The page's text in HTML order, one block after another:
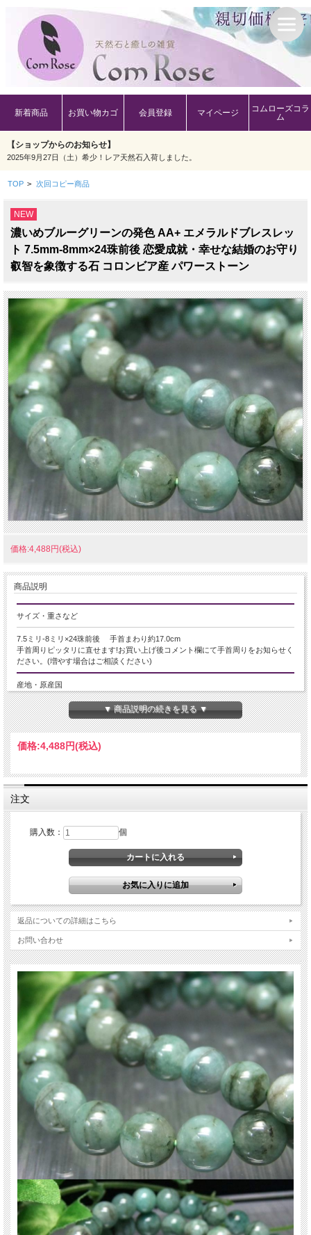
新着商品 お買い物カゴ 会員登録 マイページ
コムローズコラ
ム
【ショップからのお知らせ】
2025年9月27日（土）希少！レア天然石入荷しました。
TOP > 次回コピー商品
NEW
濃いめブルーグリーンの発色 AA+ エメラルドブレスレッ
ト 7.5mm-8mm×24珠前後 恋愛成就・幸せな結婚のお守り
叡智を象徴する石 コロンビア産 パワーストーン
価格:4,488円(税込)
商品説明
サイズ・重さなど
7.5ミリ-8ミリ×24珠前後 手首まわり約17.0cm
手首周りピッタリに直せます!お買い上げ後コメント欄にて手首周りをお知らせく
ださい。(増やす場合はご相談ください)
産地・原産国
コロンビア産
グレードなど
名称など
エメラルド/翠玉
優しく上品な印象のコロンビア産エメラルドブレスレットです。
鮮やかすぎない落ち着いた発色だからこそ、珠ごとの濃淡や色むらが美しく、見
つるんとした艶感は、エメラルドらしい瑞々しさとやわらかな奥行きが感じられ
エメラルドはアクアマリンと同じベリルグループに属し、その中でも産出量が少
なく、良質な結晶が得られにくい希少石です。
コロンビア産はエメラルドの代表的な産地として知られ、鮮やかで美しいグリー
ンを持つことで人気があります。
分と大切な人たちとの絆をより固めてくれると云われています。
恋愛成就や心の調和を願う方にもおすすめの、男性にも女性にも人気のあるパワ
ーストーンです。
【意味合い云われ・伝承等】
・5月の誕生石
エメラルドは古くから叡智を象徴する石として知られ、多くの知的な職業にある
人々に愛されてきました。
また、愛の力が非常に強い石であり、恋愛成就、幸せな結婚のお守りとしても非
常に有効と言われています。
周りと自分を癒してくれる調和の石でもあり、自分と大切な人たちとの絆をより
固めてくれると云われています。
ご注意事項
※天然石ですので細かなカケや凹み、歪な部分やクラックなどがある場合があり
ます。
※出来る限り自然な色みになるよう撮影を心がけておりますが、お使いのディス
プレイ環境によって表示される色みに差が出る場合があります。ご了承下さい。
※ブレスレット、連商品は一連状態での仕入れとなっておりますので歪な珠が含
まれていることがあります。
※サイズは目安です。細かな誤差が出る場合があります。ビーズ石の製造上の仕
様ですのでご了承下さい。
関連キーワード
▼ 商品説明の続きを見る ▼
価格:4,488円(税込)
注文
購入数： 個
返品についての詳細はこちら
お問い合わせ